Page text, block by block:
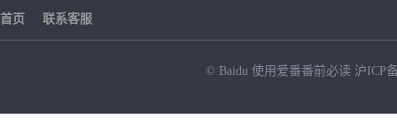
首页 联系客服
© Baidu 使用爱番番前必读 沪ICP